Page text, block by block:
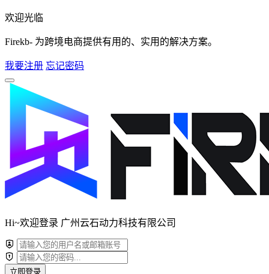
欢迎光临
Firekb- 为跨境电商提供有用的、实用的解决方案。
我要注册 忘记密码
Hi~欢迎登录 广州云石动力科技有限公司
立即登录